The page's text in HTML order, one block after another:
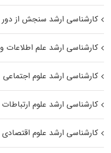
کارشناسی ارشد سنجش از
کارشناسی ارشد علم
کارشناسی ارشد علوم اجتماعی
کارشناسی ارشد علوم
کارشناسی ارشد علوم اقتصادی